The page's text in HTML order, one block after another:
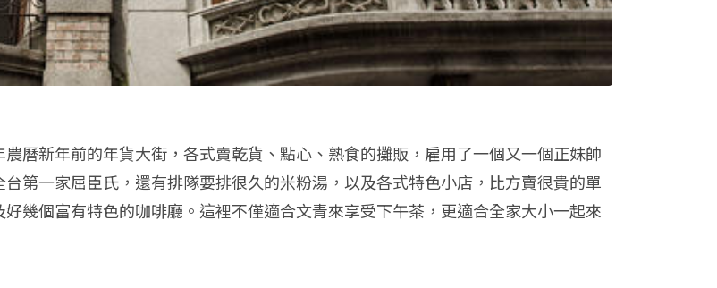
曆新年前的年貨大街，各式賣乾貨、點心、熟食的攤販，雇用了一個又一個正妹帥
第一家屈臣氏，還有排隊要排很久的米粉湯，以及各式特色小店，比方賣很貴的單
幾個富有特色的咖啡廳。這裡不僅適合文青來享受下午茶，更適合全家大小一起來